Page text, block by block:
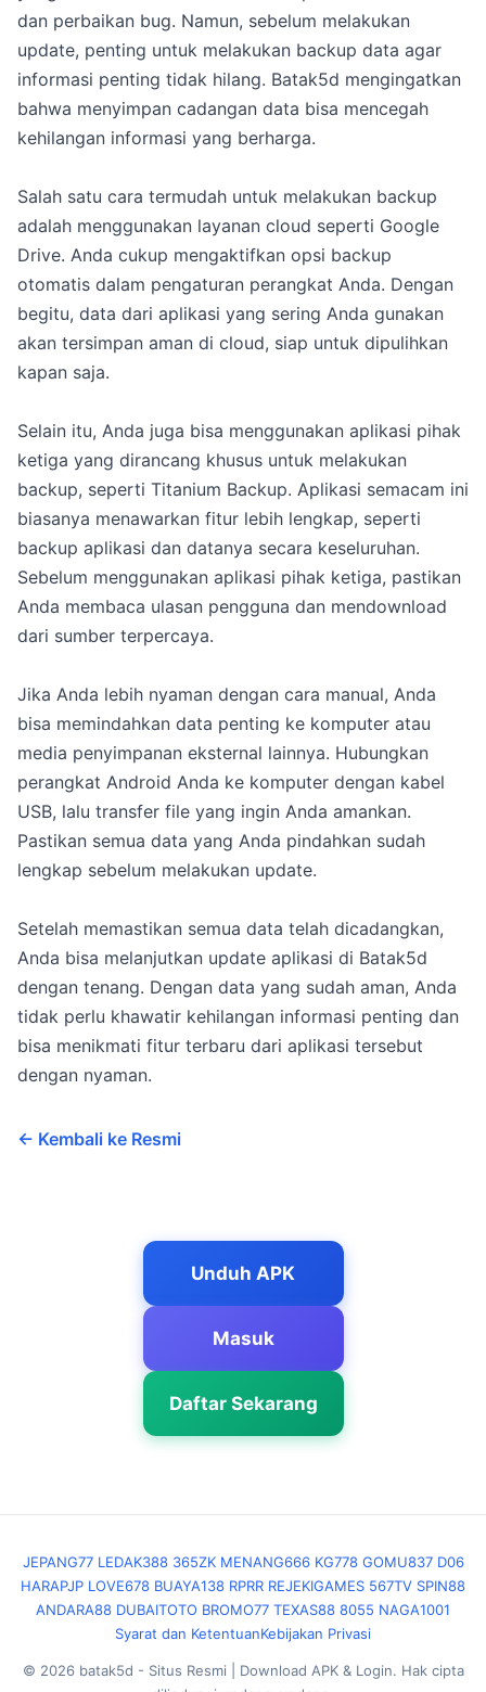
dan perbaikan bug. Namun, sebelum melakukan
update, penting untuk melakukan backup data agar
informasi penting tidak hilang. Batak5d mengingatkan
bahwa menyimpan cadangan data bisa mencegah
kehilangan informasi yang berharga.
Salah satu cara termudah untuk melakukan backup
adalah menggunakan layanan cloud seperti Google
Drive. Anda cukup mengaktifkan opsi backup
otomatis dalam pengaturan perangkat Anda. Dengan
begitu, data dari aplikasi yang sering Anda gunakan
akan tersimpan aman di cloud, siap untuk dipulihkan
kapan saja.
Selain itu, Anda juga bisa menggunakan aplikasi pihak
ketiga yang dirancang khusus untuk melakukan
backup, seperti Titanium Backup. Aplikasi semacam ini
biasanya menawarkan fitur lebih lengkap, seperti
backup aplikasi dan datanya secara keseluruhan.
Sebelum menggunakan aplikasi pihak ketiga, pastikan
Anda membaca ulasan pengguna dan mendownload
dari sumber terpercaya.
Jika Anda lebih nyaman dengan cara manual, Anda
bisa memindahkan data penting ke komputer atau
media penyimpanan eksternal lainnya. Hubungkan
perangkat Android Anda ke komputer dengan kabel
USB, lalu transfer file yang ingin Anda amankan.
Pastikan semua data yang Anda pindahkan sudah
lengkap sebelum melakukan update.
Setelah memastikan semua data telah dicadangkan,
Anda bisa melanjutkan update aplikasi di Batak5d
dengan tenang. Dengan data yang sudah aman, Anda
tidak perlu khawatir kehilangan informasi penting dan
bisa menikmati fitur terbaru dari aplikasi tersebut
dengan nyaman.
← Kembali ke Resmi
Unduh APK
Masuk
Daftar Sekarang
JEPANG77 LEDAK388 365ZK MENANG666 KG778 GOMU837 D06
HARAPJP LOVE678 BUAYA138 RPRR REJEKIGAMES 567TV SPIN88
ANDARA88 DUBAITOTO BROMO77 TEXAS88 8055 NAGA1001
Syarat dan KetentuanKebijakan Privasi
© 2026 batak5d - Situs Resmi | Download APK & Login. Hak cipta